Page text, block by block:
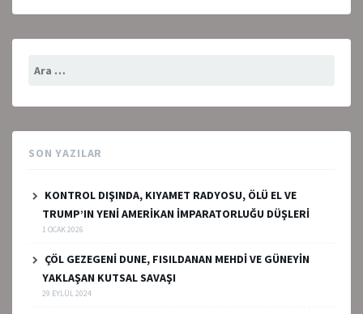
SON YAZILAR
KONTROL DIŞINDA, KIYAMET RADYOSU, ÖLÜ EL VE
TRUMP’IN YENİ AMERİKAN İMPARATORLUĞU DÜŞLERİ
1 OCAK 2026
ÇÖL GEZEGENİ DUNE, FISILDANAN MEHDİ VE GÜNEYİN
YAKLAŞAN KUTSAL SAVAŞI
29 EYLÜL 2024